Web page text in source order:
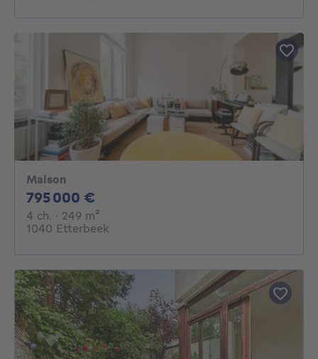
Maison
795 000 €
4 ch. 4 chambres
· 249 m²
1040 Etterbeek